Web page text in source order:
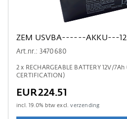
ZEM USVBA------AKKU---
Art.nr.: 3470680
2 x RECHARGEABLE BATTERY 12V/
CERTIFICATION)
EUR224.51
incl.19.0% btw excl.verzending